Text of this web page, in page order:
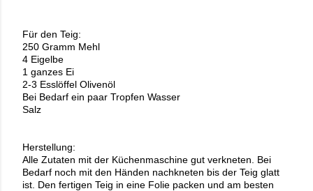
Für den Teig:
250 Gramm Mehl
4 Eigelbe
1 ganzes Ei
2-3 Esslöffel Olivenöl
Bei Bedarf ein paar Tropfen Wasser
Salz
Herstellung:
Alle Zutaten mit der Küchenmaschine gut verkneten. Bei
Bedarf noch mit den Händen nachkneten bis der Teig glatt
ist. Den fertigen Teig in eine Folie packen und am besten